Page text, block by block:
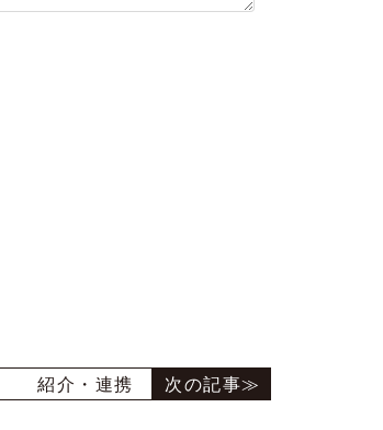
紹介・連携